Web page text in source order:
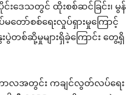
းဒေသတွင် ထိုးစစ်ဆင်ခြင်း၊ မွန်
ော်စစ်ရေးလှုပ်ရှားမှုကြောင့်
ေးပွဲတစ်ဆို့မှုများရှိခဲ့ကြောင်း တွေ့ရှိ
မှုကာလအတွင်း ကချင်လွတ်လပ်ရေး